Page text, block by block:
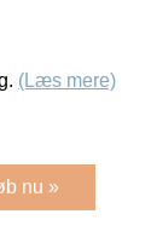
(Læs mere)
nu »